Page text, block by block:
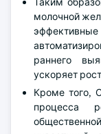
молочной
раннего
ускоряет
Кроме того,
процесса